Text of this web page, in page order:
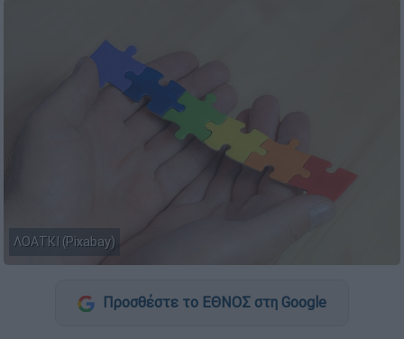
ΛΟΑΤΚΙ (Pixabay)
Προσθέστε το ΕΘΝΟΣ στη Google